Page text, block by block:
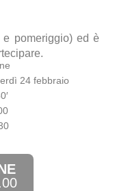
pomeriggio) ed è
24 febbraio